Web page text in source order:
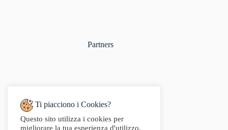
Partners
Indirizzo:
Ti piacciono i Cookies?
Questo sito utilizza i cookies per
migliorare la tua esperienza d'utilizzo.